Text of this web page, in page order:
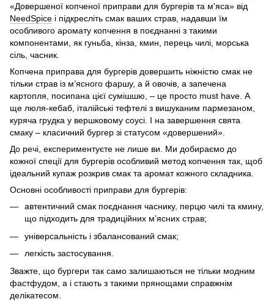
«Довершеної копченої приправи для бургерів та м'яса» від
NeedSpice і підкресліть смак ваших страв, надавши їм
особливого аромату копчення в поєднанні з такими
компонентами, як гуньба, кінза, кмин, перець чилі, морська
сіль, часник.
Копчена приправа для бургерів довершить ніжністю смак не
тільки страв із м’ясного фаршу, а й овочів, а запечена
картопля, посипана цієї сумішшю, – це просто must have. А
ще люля-кебаб, італійські тефтелі з вишуканим пармезаном,
куряча грудка у вершковому соусі. І на завершення свята
смаку – класичний бургер зі статусом «довершений».
До речі, експериментуєте не лише ви. Ми добираємо до
кожної спеції для бургерів особливий метод копчення так, щоб
ідеальний купаж розкрив смак та аромат кожного складника.
Основні особливості приправи для бургерів:
автентичний смак поєднання часнику, перцю чилі та кмину,
що підходить для традиційних м’ясних страв;
універсальність і збалансований смак;
легкість застосування.
Зважте, що бургери так само залишаються не тільки модним
фастфудом, а і стають з такими прянощами справжнім
делікатесом.